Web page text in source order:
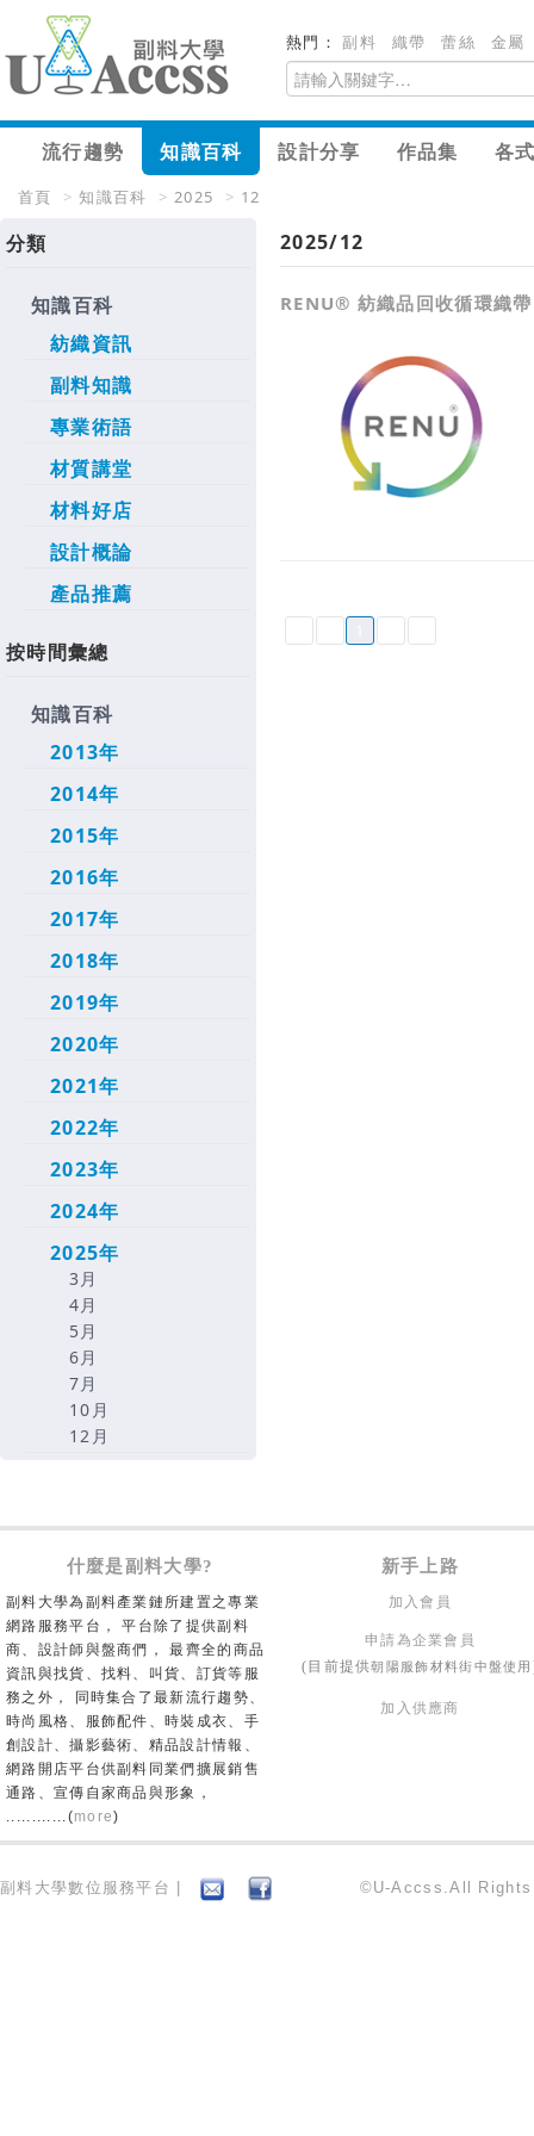
熱門：副料 織帶 蕾絲 金屬
流行趨勢 知識百科 設計分享 作品集 各
首頁 > 知識百科 > 2025 > 12
分類
知識百科
紡織資訊
副料知識
專業術語
材質講堂
材料好店
設計概論
產品推薦
按時間彙總
知識百科
2013年
2014年
2015年
2016年
2017年
2018年
2019年
2020年
2021年
2022年
2023年
2024年
2025年
3月
4月
5月
6月
7月
10月
12月
2025/12
RENU® 紡織品回收循環織帶
什麼是副料大學? 新手上路
副料大學為副料產業鏈所建置之專業
網路服務平台， 平台除了提供副料
商、設計師與盤商們， 最齊全的商品
資訊與找貨、找料、叫貨、訂貨等服
務之外， 同時集合了最新流行趨勢、
時尚風格、服飾配件、時裝成衣、手
創設計、攝影藝術、精品設計情報、
網路開店平台供副料同業們擴展銷售
通路、宣傳自家商品與形象，
............(more)
加入會員
申請為企業會員
(目前提供朝陽服飾材料街中盤使用
加入供應商
副料大學數位服務平台 | ©U-Accss.All Rights